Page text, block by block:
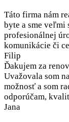
Táto firma nám
byte a sme veľmi
profesionálnej
komunikácie či
Filip
Ďakujem za
Uvažovala som
možnosť a som
odporúčam,
Jana